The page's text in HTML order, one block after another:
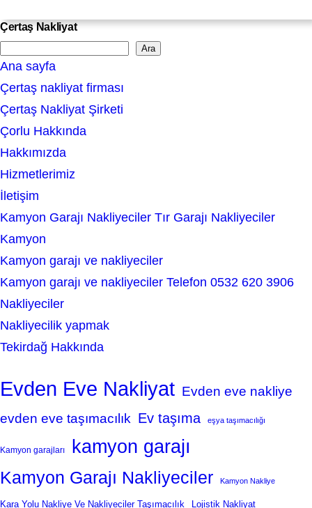
Çertaş Nakliyat
e
a
r
c
h
Ara
Ana sayfa
Çertaş nakliyat firması
Çertaş Nakliyat Şirketi
Çorlu Hakkında
Hakkımızda
Hizmetlerimiz
İletişim
Kamyon Garajı Nakliyeciler Tır Garajı Nakliyeciler
Kamyon
Kamyon garajı ve nakliyeciler
Kamyon garajı ve nakliyeciler Telefon 0532 620 3906
Nakliyeciler
Nakliyecilik yapmak
Tekirdağ Hakkında
Evden Eve Nakliyat Evden eve nakliye
evden eve taşımacılık Ev taşıma eşya taşımacılığı
Kamyon garajları kamyon garajı
Kamyon Garajı Nakliyeciler Kamyon Nakliye
Kara Yolu Nakliye Ve Nakliyeciler Taşımacılık Lojistik Nakliyat